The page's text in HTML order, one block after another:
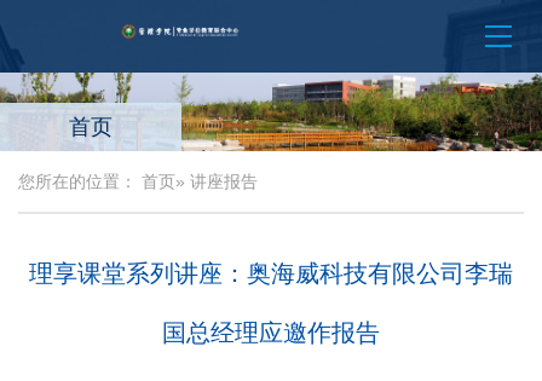
首页
您所在的位置： 首页» 讲座报告
理享课堂系列讲座：奥海威科技有限公司李瑞
国总经理应邀作报告